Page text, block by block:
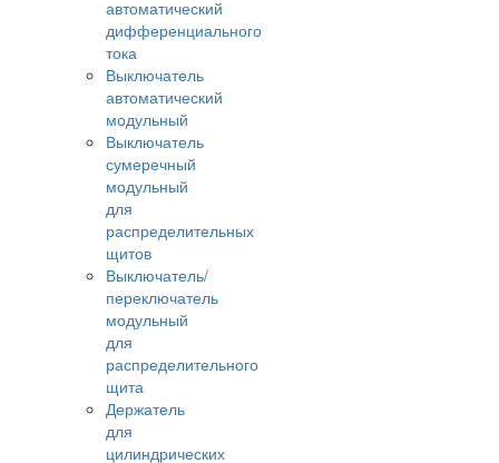
автоматический
дифференциального
тока
Выключатель
автоматический
модульный
Выключатель
сумеречный
модульный
для
распределительных
щитов
Выключатель/
переключатель
модульный
для
распределительного
щита
Держатель
для
цилиндрических